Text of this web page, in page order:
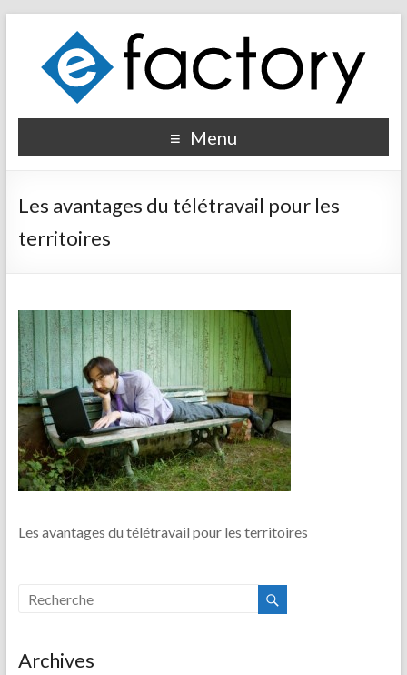
Menu
Les avantages du télétravail pour les
territoires
Les avantages du télétravail pour les territoires
Archives